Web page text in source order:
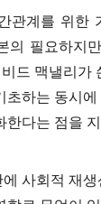
관계를 위한
의 필요하지
드 맥낼리가
초하는 동시
한다는 점을
사회적 재